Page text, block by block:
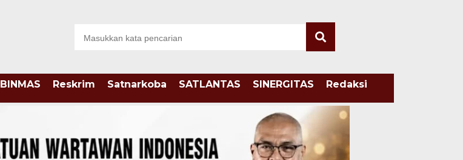
BINMAS Reskrim Satnarkoba SATLANTAS SINERGITAS Redaksi